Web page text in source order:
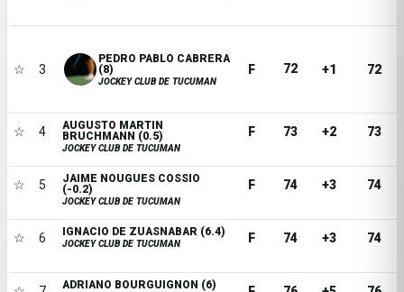
☆ 3
PEDRO PABLO CABRERA
(8)
JOCKEY CLUB DE TUCUMAN
F 72 +1 72
☆ 4
AUGUSTO MARTIN
BRUCHMANN (0.5)
JOCKEY CLUB DE TUCUMAN
F 73 +2 73
☆ 5
JAIME NOUGUES COSSIO
(-0.2)
JOCKEY CLUB DE TUCUMAN
F 74 +3 74
☆ 6 IGNACIO DE ZUASNABAR (6.4)
JOCKEY CLUB DE TUCUMAN F 74 +3 74
ADRIANO BOURGUIGNON (6)